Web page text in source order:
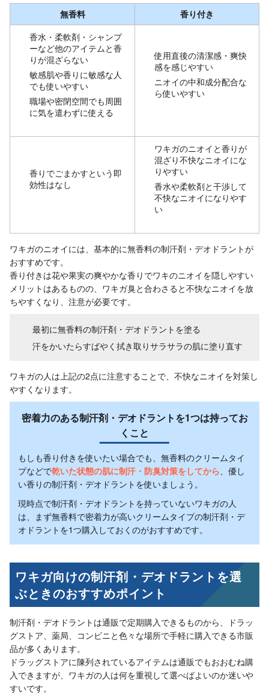
無香料
香り付き
香水・柔軟剤・シャンプ
ーなど他のアイテムと香
りが混ざらない
敏感肌や香りに敏感な人
でも使いやすい
職場や密閉空間でも周囲
に気を遣わずに使える
使用直後の清潔感・爽快
感を感じやすい
ニオイの中和成分配合な
ら使いやすい
香りでごまかすという即
効性はなし
ワキガのニオイと香りが
混ざり不快なニオイにな
りやすい
香水や柔軟剤と干渉して
不快なニオイになりやす
い
ワキガのニオイには、基本的に無香料の制汗剤・デオドラントが
おすすめです。
香り付きは花や果実の爽やかな香りでワキのニオイを隠しやすい
メリットはあるものの、ワキガ臭と合わさると不快なニオイを放
ちやすくなり、注意が必要です。
最初に無香料の制汗剤・デオドラントを塗る
汗をかいたらすばやく拭き取りサラサラの肌に塗り直す
ワキガの人は上記の2点に注意することで、不快なニオイを対策し
やすくなります。
密着力のある制汗剤・デオドラントを1つは持ってお
くこと
もしも香り付きを使いたい場合でも、無香料のクリームタイ
プなどで乾いた状態の肌に制汗・防臭対策をしてから 、優し
い香りの制汗剤・デオドラントを使いましょう。
現時点で制汗剤・デオドラントを持っていないワキガの人
は、まず無香料で密着力が高いクリームタイプの制汗剤・デ
オドラントを1つ購入しておくのがおすすめです。
ワキガ向けの制汗剤・デオドラントを選
ぶときのおすすめポイント
制汗剤・デオドラントは通販で定期購入できるものから、ドラッ
グストア、薬局、コンビニと色々な場所で手軽に購入できる市販
品が多くあります。
ドラッグストアに陳列されているアイテムは通販でもおおむね購
入できますが、ワキガの人は何を重視して選べばよいのか迷いや
すいです。